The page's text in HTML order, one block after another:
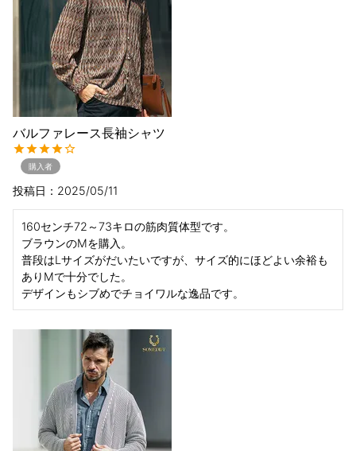
バルファレース長袖シャツ
購入者
投稿日 2025/05/11
160センチ72～73キロの筋肉質体型です。
ブラウンのMを購入。
普段はLサイズがだいたいですが、サイズ的にほどよい余裕も
ありMで十分でした。
デザインもシブめでチョイワルな逸品です。